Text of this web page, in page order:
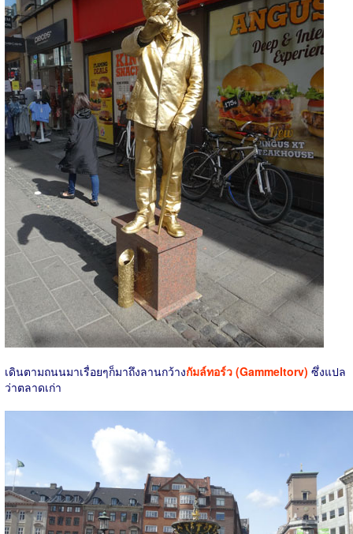
เดินตามถนนมาเรื่อยๆก็มาถึงลานกว้างกัมล์ทอร์ว (Gammeltorv) ซึ่งแปล
ว่าตลาดเก่า